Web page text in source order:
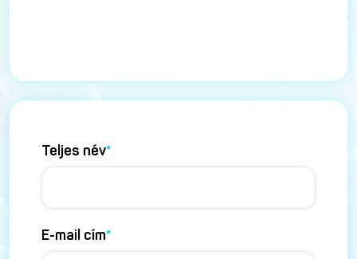
Teljes név*
E-mail cím*